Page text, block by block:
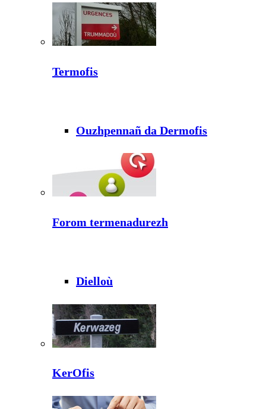
Termofis
Ouzhpennañ da Dermofis
Forom termenadurezh
Dielloù
KerOfis